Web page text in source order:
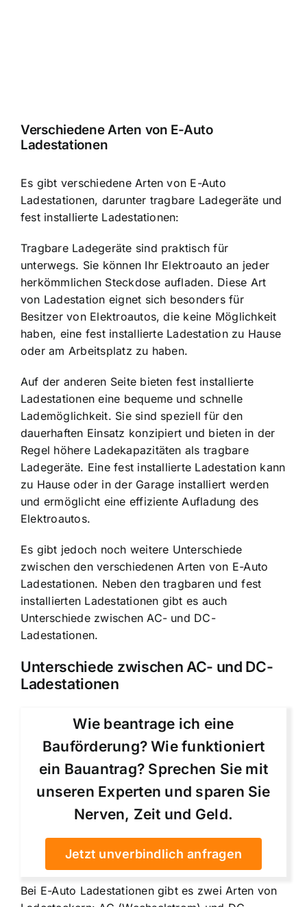
Verschiedene Arten von E-Auto
Ladestationen
Es gibt verschiedene Arten von E-Auto
Ladestationen, darunter tragbare Ladegeräte und
fest installierte Ladestationen:
Tragbare Ladegeräte sind praktisch für
unterwegs. Sie können Ihr Elektroauto an jeder
herkömmlichen Steckdose aufladen. Diese Art
von Ladestation eignet sich besonders für
Besitzer von Elektroautos, die keine Möglichkeit
haben, eine fest installierte Ladestation zu Hause
oder am Arbeitsplatz zu haben.
Auf der anderen Seite bieten fest installierte
Ladestationen eine bequeme und schnelle
Lademöglichkeit. Sie sind speziell für den
dauerhaften Einsatz konzipiert und bieten in der
Regel höhere Ladekapazitäten als tragbare
Ladegeräte. Eine fest installierte Ladestation kann
zu Hause oder in der Garage installiert werden
und ermöglicht eine effiziente Aufladung des
Elektroautos.
Es gibt jedoch noch weitere Unterschiede
zwischen den verschiedenen Arten von E-Auto
Ladestationen. Neben den tragbaren und fest
installierten Ladestationen gibt es auch
Unterschiede zwischen AC- und DC-
Ladestationen.
Unterschiede zwischen AC- und DC-
Ladestationen
Wie beantrage ich eine
Bauförderung? Wie funktioniert
ein Bauantrag? Sprechen Sie mit
unseren Experten und sparen Sie
Nerven, Zeit und Geld.
Jetzt unverbindlich anfragen
Bei E-Auto Ladestationen gibt es zwei Arten von